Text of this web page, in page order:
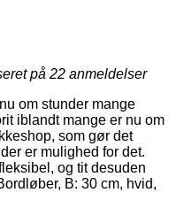
på 22 anmeldelser
om stunder mange
iblandt mange er nu om
som gør det
er mulighed for det.
og tit desuden
B: 30 cm, hvid,